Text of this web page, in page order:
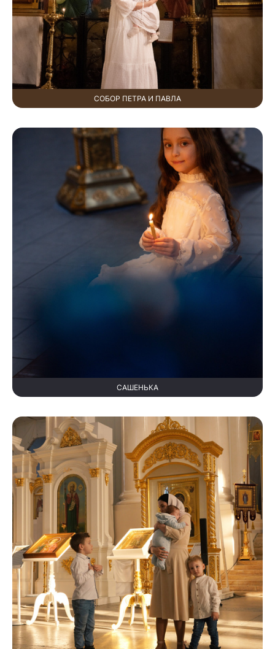
СОБОР ПЕТРА И ПАВЛА
САШЕНЬКА